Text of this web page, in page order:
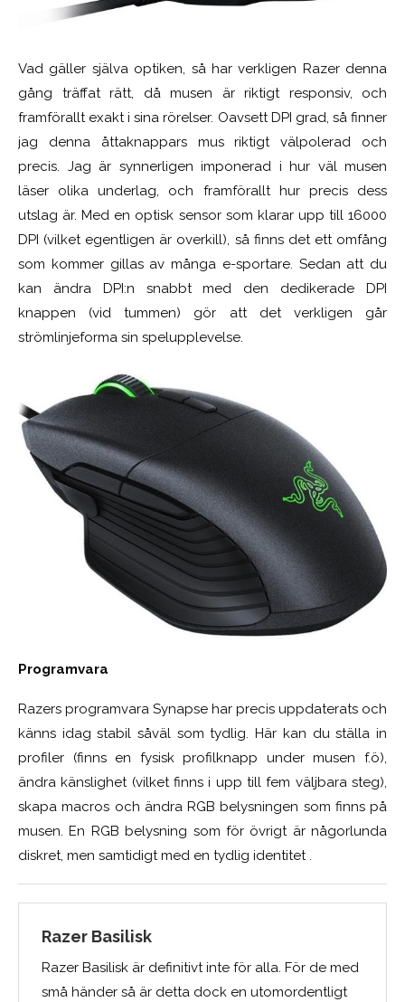
Vad gäller själva optiken, så har verkligen Razer denna
gång träffat rätt, då musen är riktigt responsiv, och
framförallt exakt i sina rörelser. Oavsett DPI grad, så finner
jag denna åttaknappars mus riktigt välpolerad och
precis. Jag är synnerligen imponerad i hur väl musen
läser olika underlag, och framförallt hur precis dess
utslag är. Med en optisk sensor som klarar upp till 16000
DPI (vilket egentligen är overkill), så finns det ett omfång
som kommer gillas av många e-sportare. Sedan att du
kan ändra DPI:n snabbt med den dedikerade DPI
knappen (vid tummen) gör att det verkligen går
strömlinjeforma sin spelupplevelse.
Programvara
Razers programvara Synapse har precis uppdaterats och
känns idag stabil såväl som tydlig. Här kan du ställa in
profiler (finns en fysisk profilknapp under musen f.ö),
ändra känslighet (vilket finns i upp till fem väljbara steg),
skapa macros och ändra RGB belysningen som finns på
musen. En RGB belysning som för övrigt är någorlunda
diskret, men samtidigt med en tydlig identitet .
Razer Basilisk
Razer Basilisk är definitivt inte för alla. För de med
små händer så är detta dock en utomordentligt